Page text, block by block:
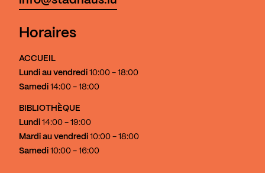
Horaires
ACCUEIL
Lundi au vendredi 10:00 - 18:00
Samedi 14:00 - 18:00
BIBLIOTHÈQUE
Lundi 14:00 - 19:00
Mardi au vendredi 10:00 - 18:00
Samedi 10:00 - 16:00